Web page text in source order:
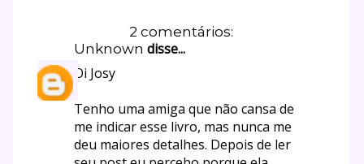
2 comentários:
Unknown disse...
Oi Josy
Tenho uma amiga que não cansa de
me indicar esse livro, mas nunca me
deu maiores detalhes. Depois de ler